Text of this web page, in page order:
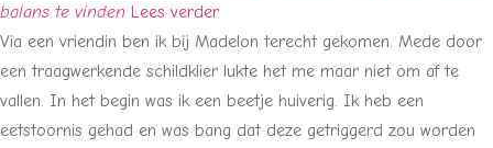
balans te vinden Lees verder
Via een vriendin ben ik bij Madelon terecht gekomen. Mede door
een traagwerkende schildklier lukte het me maar niet om af te
vallen. In het begin was ik een beetje huiverig. Ik heb een
eetstoornis gehad en was bang dat deze getriggerd zou worden